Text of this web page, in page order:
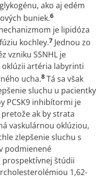
ako aj edém
buniek.6
je lipidóza
kochley.7 Jednou zo
vzniku SSNHL je
oklúzii artéria labyrinti
ucha.8 Tá sa však
sluchu u pacientky
PCSK9 inhibítormi je
ak by strata
vaskulárnou oklúziou,
zlepšenie sluchu s
podmienené
štúdii
1,62-